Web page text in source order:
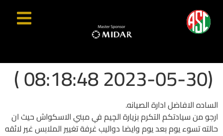
(2023-05-30 08:18:48 )
الساده الافاضل ادارة الصيانه.
ارجو من سيادتكم التكرم بزيارة الچيم في مبني الاسكواش حيث ان
حالته تسوء يوم بعد يوم وايضا دواليب غرفة تغيير الملابس غير لائقه